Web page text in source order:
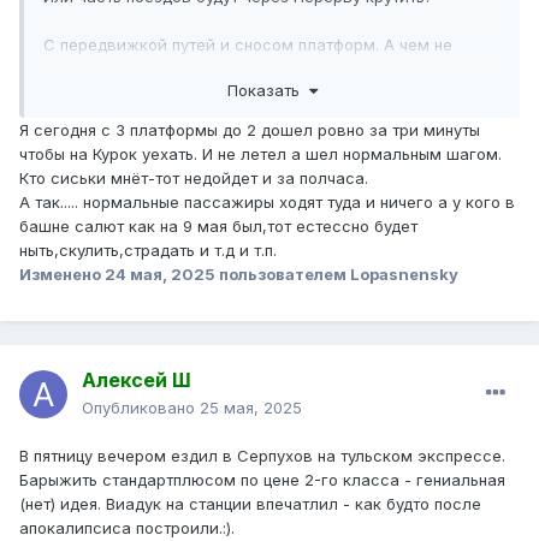
С передвижкой путей и сносом платформ. А чем не
Показать
Я сегодня с 3 платформы до 2 дошел ровно за три минуты
чтобы на Курок уехать. И не летел а шел нормальным шагом.
Кто сиськи мнёт-тот недойдет и за полчаса.
А так..... нормальные пассажиры ходят туда и ничего а у кого в
башне салют как на 9 мая был,тот естессно будет
ныть,скулить,страдать и т.д и т.п.
Изменено 24 мая, 2025 пользователем Lopasnensky
Алексей Ш
Опубликовано 25 мая, 2025
В пятницу вечером ездил в Серпухов на тульском экспрессе.
Барыжить стандартплюсом по цене 2-го класса - гениальная
(нет) идея. Виадук на станции впечатлил - как будто после
апокалипсиса построили.:).